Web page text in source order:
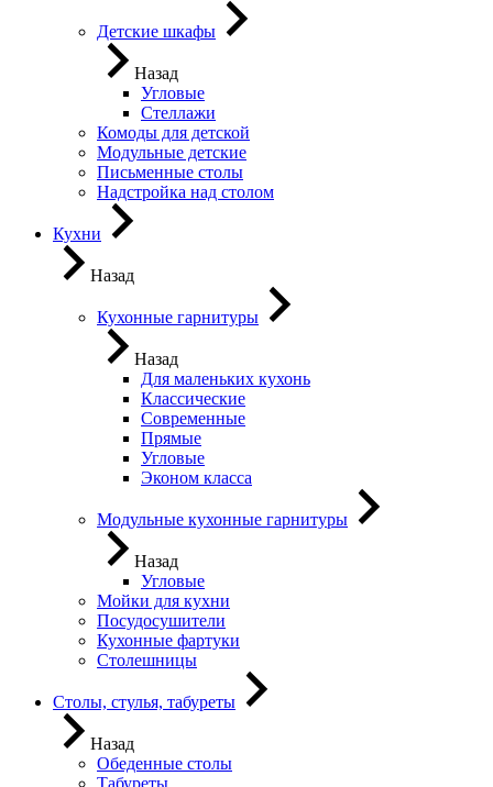
Детские шкафы
Назад
Угловые
Стеллажи
Комоды для детской
Модульные детские
Письменные столы
Надстройка над столом
Кухни
Назад
Кухонные гарнитуры
Назад
Для маленьких кухонь
Классические
Современные
Прямые
Угловые
Эконом класса
Модульные кухонные гарнитуры
Назад
Угловые
Мойки для кухни
Посудосушители
Кухонные фартуки
Столешницы
Столы, стулья, табуреты
Назад
Обеденные столы
Табуреты